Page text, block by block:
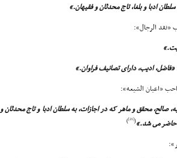
ادبا و بلغا، تاج محدثان و فقیهان.»
الرجال»:
«فاضل، ادیب، داراى تصانیف فراوان.»
«اعیان الشیعه»:
صالح، محقق و ماهر که در اجازات، به سلطان ادبا و تاج
حاضر مى شد.»(
[21]
)